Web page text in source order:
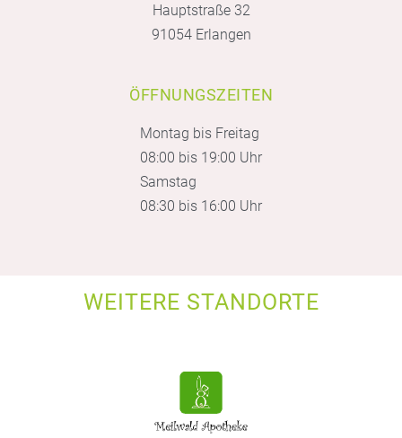
Hauptstraße 32
91054 Erlangen
ÖFFNUNGSZEITEN
Montag bis Freitag
08:00 bis 19:00 Uhr
Samstag
08:30 bis 16:00 Uhr
WEITERE STANDORTE